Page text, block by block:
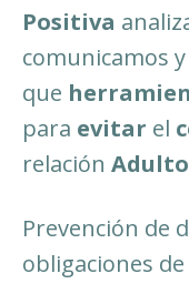
Positiva
comunicamos y
que
para evitar el
relación
Prevención de
obligaciones